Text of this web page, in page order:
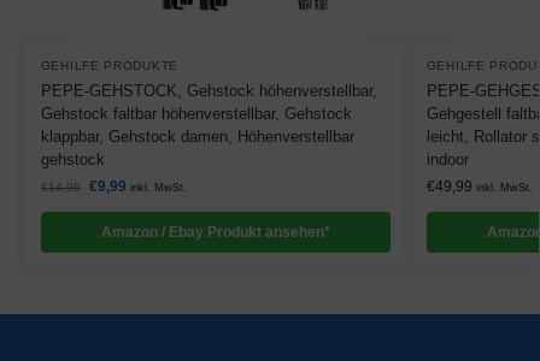
GEHILFE PRODUKTE
PEPE-GEHSTOCK, Gehstock höhenverstellbar,
Gehstock faltbar höhenverstellbar, Gehstock
klappbar, Gehstock damen, Höhenverstellbar
gehstock
€14,99 €9,99 inkl. MwSt.
Amazon / Ebay Produkt ansehen*
GEHILFE
PEPE-
Gehgestell
leicht, Rollator
indoor
€49,99 inkl. MwSt.